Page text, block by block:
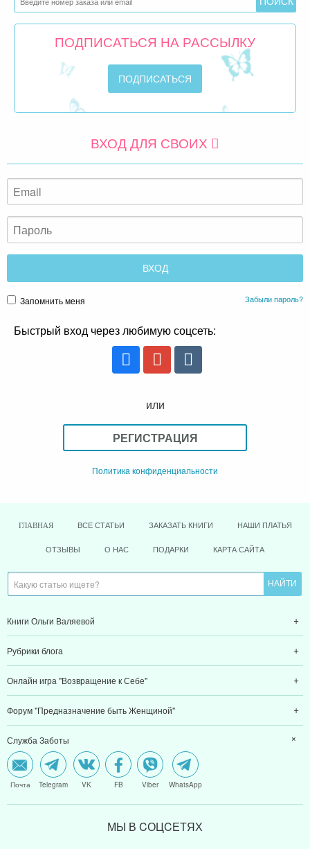
ПОДПИСАТЬСЯ НА РАССЫЛКУ
ВХОД ДЛЯ СВОИХ
Запомнить меня Забыли пароль?
Быстрый вход через любимую соцсеть:
или
РЕГИСТРАЦИЯ
Политика конфиденциальности
ГЛАВНАЯ ВСЕ СТАТЬИ ЗАКАЗАТЬ КНИГИ НАШИ ПЛАТЬЯ
ОТЗЫВЫ О НАС ПОДАРКИ КАРТА САЙТА
Книги Ольги Валяевой
Рубрики блога
Онлайн игра "Возвращение к Себе"
Форум "Предназначение быть Женщиной"
Служба Заботы
Почта Telegram VK FB Viber WhatsApp
МЫ В CОЦCЕТЯХ